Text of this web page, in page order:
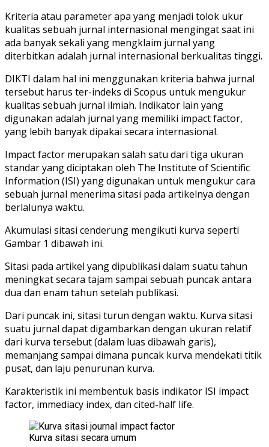
Kriteria atau parameter apa yang menjadi tolok ukur
kualitas sebuah jurnal internasional mengingat saat ini
ada banyak sekali yang mengklaim jurnal yang
diterbitkan adalah jurnal internasional berkualitas tinggi.
DIKTI dalam hal ini menggunakan kriteria bahwa jurnal
tersebut harus ter-indeks di Scopus untuk mengukur
kualitas sebuah jurnal ilmiah. Indikator lain yang
digunakan adalah jurnal yang memiliki impact factor,
yang lebih banyak dipakai secara internasional.
Impact factor merupakan salah satu dari tiga ukuran
standar yang diciptakan oleh The Institute of Scientific
Information (ISI) yang digunakan untuk mengukur cara
sebuah jurnal menerima sitasi pada artikelnya dengan
berlalunya waktu.
Akumulasi sitasi cenderung mengikuti kurva seperti
Gambar 1 dibawah ini.
Sitasi pada artikel yang dipublikasi dalam suatu tahun
meningkat secara tajam sampai sebuah puncak antara
dua dan enam tahun setelah publikasi.
Dari puncak ini, sitasi turun dengan waktu. Kurva sitasi
suatu jurnal dapat digambarkan dengan ukuran relatif
dari kurva tersebut (dalam luas dibawah garis),
memanjang sampai dimana puncak kurva mendekati titik
pusat, dan laju penurunan kurva.
Karakteristik ini membentuk basis indikator ISI impact
factor, immediacy index, dan cited-half life.
Kurva sitasi secara umum